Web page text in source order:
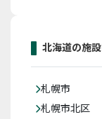
北海道の施
札幌市
札幌市北区